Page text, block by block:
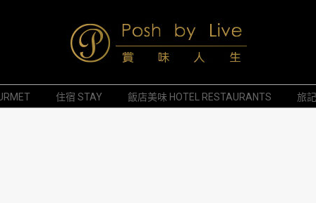
Posh
住宿 STAY 飯店美味 HOTEL RESTAURANTS 旅記